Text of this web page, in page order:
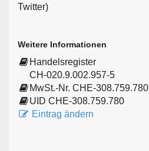
Weitere Informationen
Handelsregister
CH-020.9.002.957-5
MwSt.-Nr. CHE-308.759.780
UID CHE-308.759.780
Eintrag ändern